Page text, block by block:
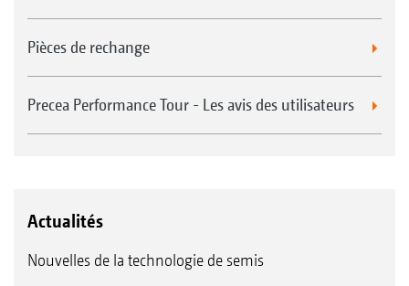
Pièces de rechange
Precea Performance Tour - Les avis des utilisateurs
Actualités
Nouvelles de la technologie de semis